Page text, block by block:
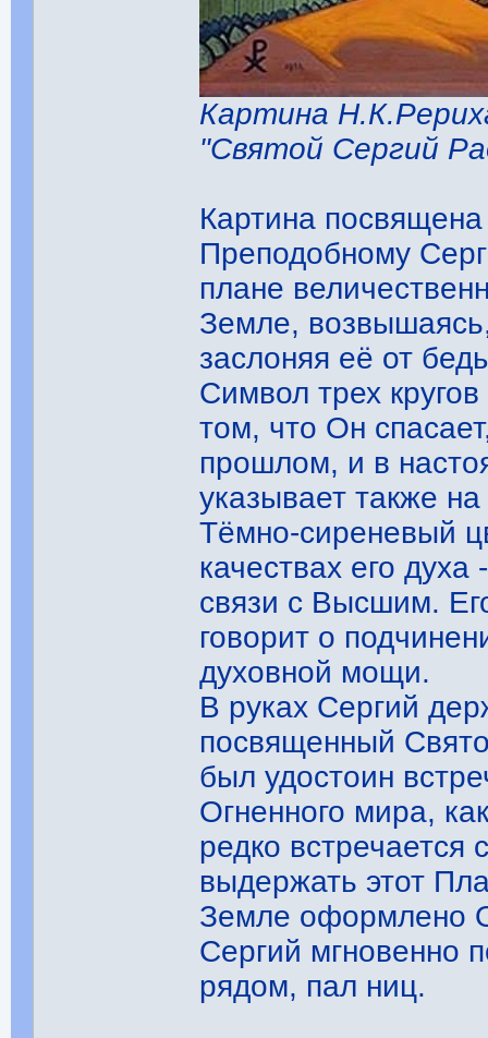
Картина
"Святой Сергий
Картина
Преподобному
плане
Земле,
заслоняя её от
Символ трех
том, что Он
прошлом, и в
указывает также
Тёмно-сиреневый
качествах его
связи с Высшим.
говорит о
духовной мощи.
В руках Сергий
посвященный
был удостоин
Огненного мира,
редко встречается
выдержать этот
Земле оформлено
Сергий мгновенно
рядом, пал ниц.